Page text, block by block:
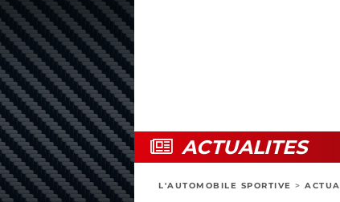
ACTUALITES
L'AUTOMOBILE SPORTIVE >